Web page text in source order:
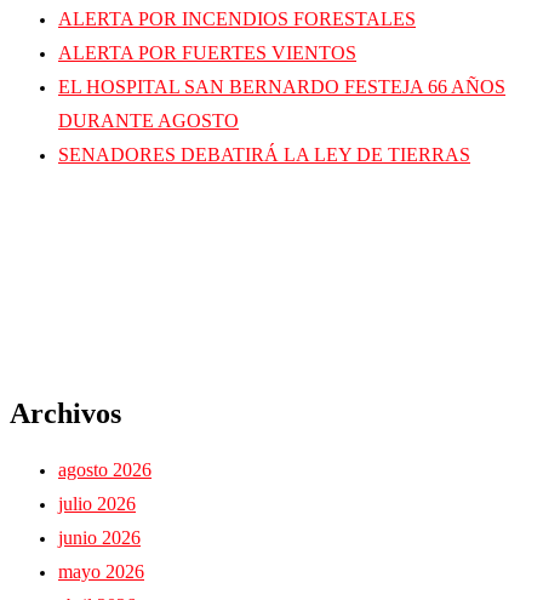
ALERTA POR INCENDIOS FORESTALES
ALERTA POR FUERTES VIENTOS
EL HOSPITAL SAN BERNARDO FESTEJA 66 AÑOS
DURANTE AGOSTO
SENADORES DEBATIRÁ LA LEY DE TIERRAS
Archivos
agosto 2026
julio 2026
junio 2026
mayo 2026